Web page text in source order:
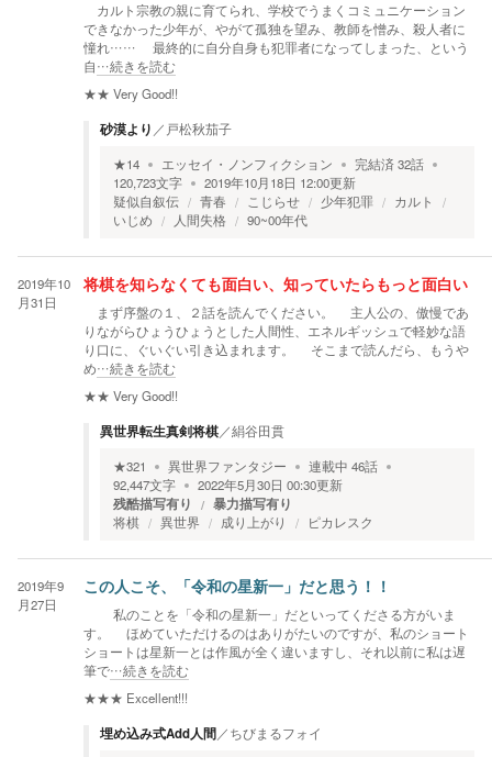
カルト宗教の親に育てられ、学校でうまくコミュニケーション
できなかった少年が、やがて孤独を望み、教師を憎み、殺人者に
憧れ…… 最終的に自分自身も犯罪者になってしまった、という
自…続きを読む
★★ Very Good!!
砂漠より ／ 戸松秋茄子
★14 エッセイ・ノンフィクション 完結済32話
120,723文字 2019年10月18日 12:00更新
疑似自叙伝
青春 こじらせ 少年犯罪
カルト
いじめ
人間失格 90~00年代
2019年10
月31日
将棋を知らなくても面白い、知っていたらもっと面白い
まず序盤の１、２話を読んでください。 主人公の、傲慢であ
りながらひょうひょうとした人間性、エネルギッシュで軽妙な語
り口に、ぐいぐい引き込まれます。 そこまで読んだら、もうや
め…続きを読む
★★ Very Good!!
異世界転生真剣将棋／絹谷田貫
★321 異世界ファンタジー 連載中 46話
92,447文字 2022年5月30日 00:30更新
残酷描写有り 暴力描写有り
将棋 異世界 成り上がり ピカレスク
2019年9
月27日
この人こそ、「令和の星新一」だと思う！！
私のことを「令和の星新一」だといってくださる方がいま
す。 ほめていただけるのはありがたいのですが、私のショート
ショートは星新一とは作風が全く違いますし、それ以前に私は遅
筆で…続きを読む
★★★ Excellent!!!
埋め込み式Add人間／ちびまるフォイ